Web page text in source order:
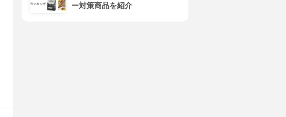
ー対策商品を紹介